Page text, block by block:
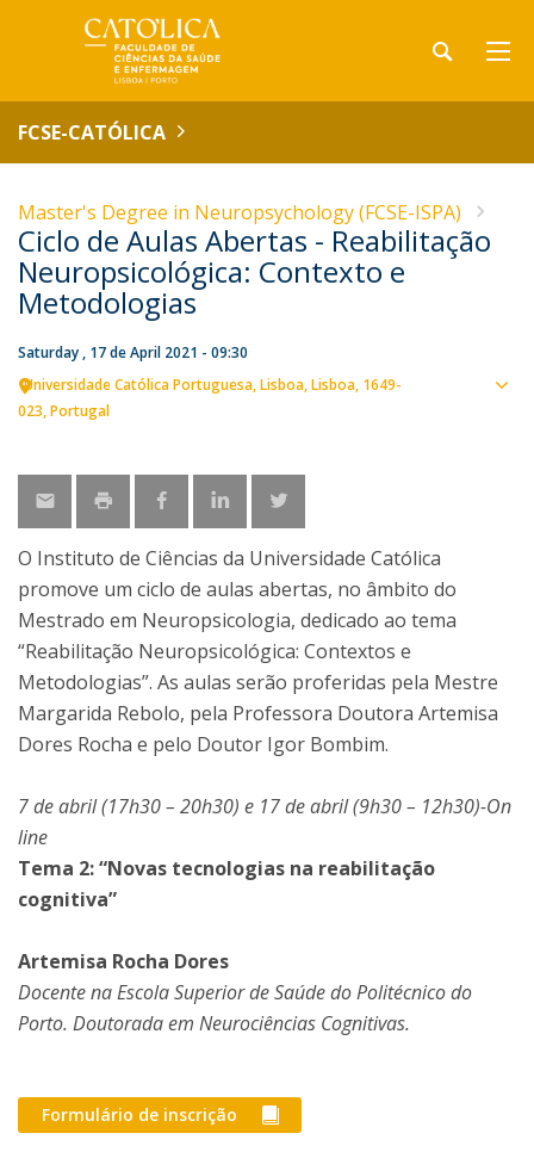
FCSE-CATÓLICA
Master's Degree in Neuropsychology (FCSE-ISPA)
Ciclo de Aulas Abertas - Reabilitação
Neuropsicológica: Contexto e
Metodologias
Saturday , 17 de April 2021 - 09:30
Universidade Católica Portuguesa Lisboa Lisboa 1649-
023 Portugal
O Instituto de Ciências da Universidade Católica
promove um ciclo de aulas abertas, no âmbito do
Mestrado em Neuropsicologia, dedicado ao tema
“Reabilitação Neuropsicológica: Contextos e
Metodologias”. As aulas serão proferidas pela Mestre
Margarida Rebolo, pela Professora Doutora Artemisa
Dores Rocha e pelo Doutor Igor Bombim.
7 de abril (17h30 – 20h30) e 17 de abril (9h30 – 12h30)-On
line
Tema 2: “Novas tecnologias na reabilitação
cognitiva”
Artemisa Rocha Dores
Docente na Escola Superior de Saúde do Politécnico do
Porto. Doutorada em Neurociências Cognitivas.
Formulário de inscrição